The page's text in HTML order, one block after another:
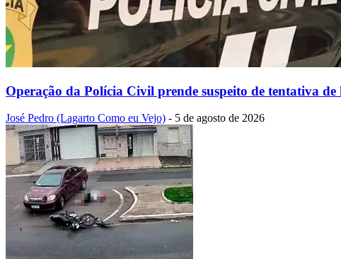
Operação da Polícia Civil prende suspeito de tentativa
José Pedro (Lagarto Como eu Vejo) - 5 de agosto de 2026